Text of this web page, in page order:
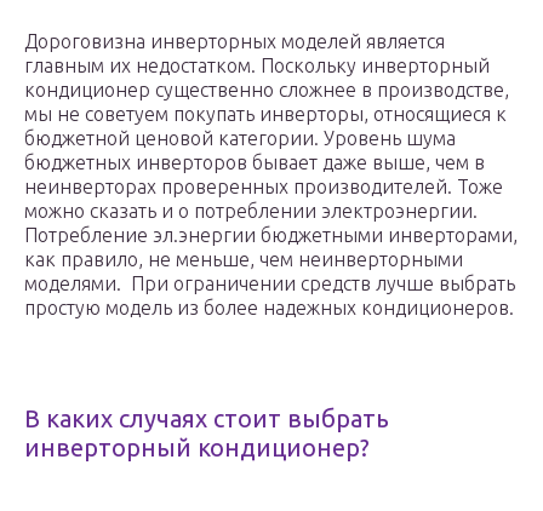
Дороговизна инверторных моделей является
главным их недостатком. Поскольку инверторный
кондиционер существенно сложнее в производстве,
мы не советуем покупать инверторы, относящиеся к
бюджетной ценовой категории. Уровень шума
бюджетных инверторов бывает даже выше, чем в
неинверторах проверенных производителей. Тоже
можно сказать и о потреблении электроэнергии.
Потребление эл.энергии бюджетными инверторами,
как правило, не меньше, чем неинверторными
моделями. При ограничении средств лучше выбрать
простую модель из более надежных кондиционеров.
В каких случаях стоит выбрать
инверторный кондиционер?